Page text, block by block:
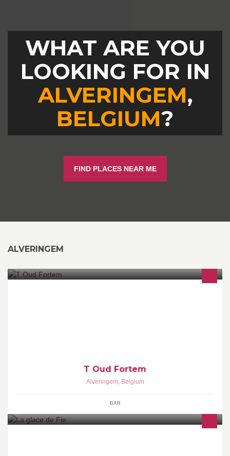
WHAT ARE YOU
LOOKING FOR IN
ALVERINGEM,
BELGIUM?
FIND PLACES NEAR ME
ALVERINGEM
T Oud Fortem
Alveringem, Belgium
BAR